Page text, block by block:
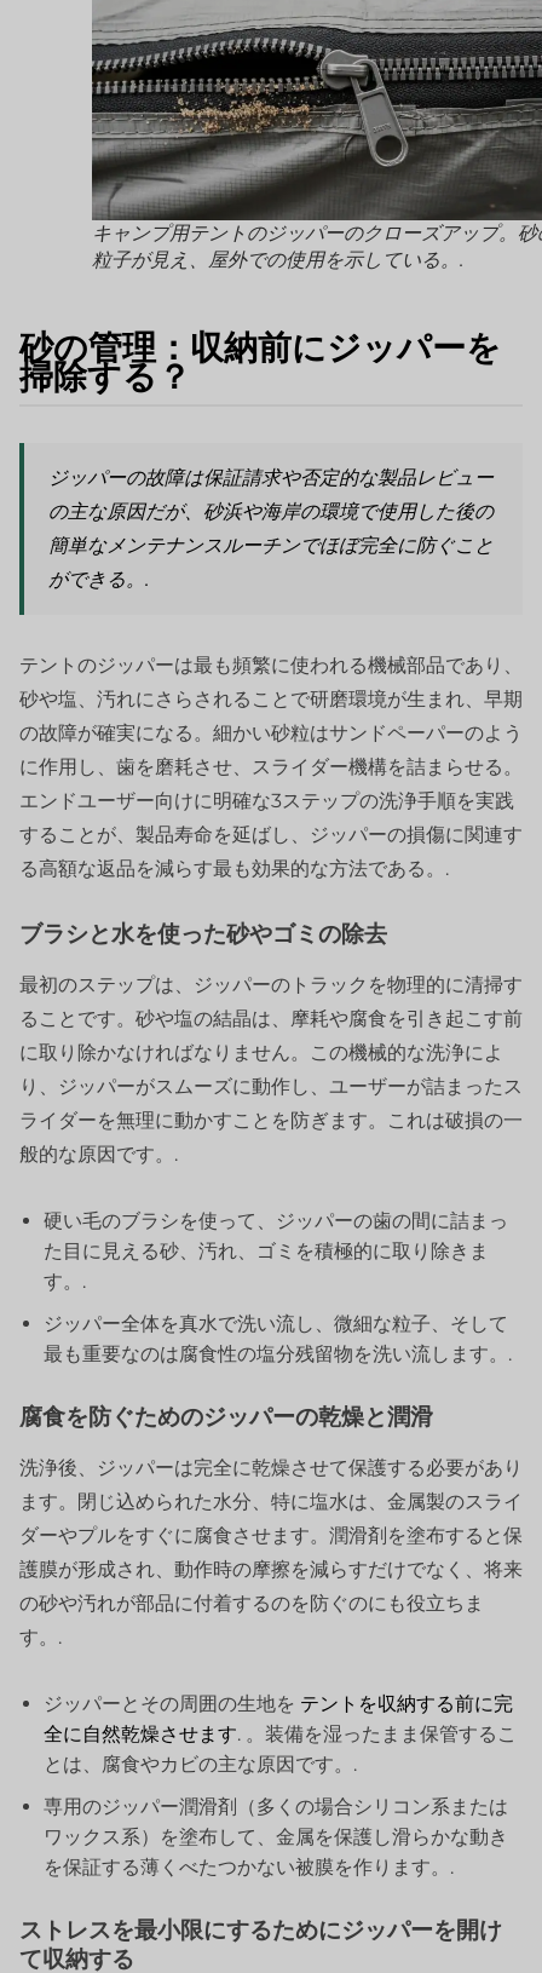
キャンプ用テントのジッパーのクローズアップ。砂
粒子が見え、屋外での使用を示している。.
砂の管理：収納前にジッパーを
掃除する？
ジッパーの故障は保証請求や否定的な製品レビュー
の主な原因だが、砂浜や海岸の環境で使用した後の
簡単なメンテナンスルーチンでほぼ完全に防ぐこと
ができる。.
テントのジッパーは最も頻繁に使われる機械部品であり、
砂や塩、汚れにさらされることで研磨環境が生まれ、早期
の故障が確実になる。細かい砂粒はサンドペーパーのよう
に作用し、歯を磨耗させ、スライダー機構を詰まらせる。
エンドユーザー向けに明確な3ステップの洗浄手順を実践
することが、製品寿命を延ばし、ジッパーの損傷に関連す
る高額な返品を減らす最も効果的な方法である。.
ブラシと水を使った砂やゴミの除去
最初のステップは、ジッパーのトラックを物理的に清掃す
ることです。砂や塩の結晶は、摩耗や腐食を引き起こす前
に取り除かなければなりません。この機械的な洗浄によ
り、ジッパーがスムーズに動作し、ユーザーが詰まったス
ライダーを無理に動かすことを防ぎます。これは破損の一
般的な原因です。.
硬い毛のブラシを使って、ジッパーの歯の間に詰まっ
た目に見える砂、汚れ、ゴミを積極的に取り除きま
す。.
ジッパー全体を真水で洗い流し、微細な粒子、そして
最も重要なのは腐食性の塩分残留物を洗い流します。.
腐食を防ぐためのジッパーの乾燥と潤滑
洗浄後、ジッパーは完全に乾燥させて保護する必要があり
ます。閉じ込められた水分、特に塩水は、金属製のスライ
ダーやプルをすぐに腐食させます。潤滑剤を塗布すると保
護膜が形成され、動作時の摩擦を減らすだけでなく、将来
の砂や汚れが部品に付着するのを防ぐのにも役立ちま
す。.
ジッパーとその周囲の生地を テントを収納する前に完
全に自然乾燥させます. 。装備を湿ったまま保管するこ
とは、腐食やカビの主な原因です。.
専用のジッパー潤滑剤（多くの場合シリコン系または
ワックス系）を塗布して、金属を保護し滑らかな動き
を保証する薄くべたつかない被膜を作ります。.
ストレスを最小限にするためにジッパーを開け
て収納する